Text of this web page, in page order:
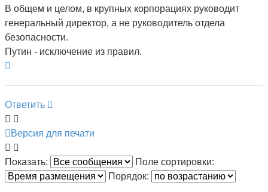
В общем и целом, в крупных корпорациях руководит
генеральный директор, а не руководитель отдела
безопасности.
Путин - исключение из правил.
Ответить
Версия для печати
Показать:
Поле сортировки:
Порядок: